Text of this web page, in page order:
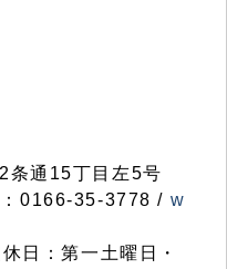
通15丁目左5号
0166-35-3778 / w
日：第一土曜日・